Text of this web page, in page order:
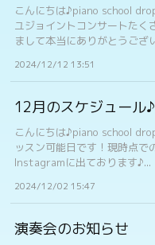
こんにちは♪piano school
ユジョイントコンサートたく
まして本当にありがとうござ
2024/12/12 13:51
12月のスケジュール♪
こんにちは♪piano school
ッスン可能日です！現時点で
Instagramに出ております♪...
2024/12/02 15:47
演奏会のお知らせ